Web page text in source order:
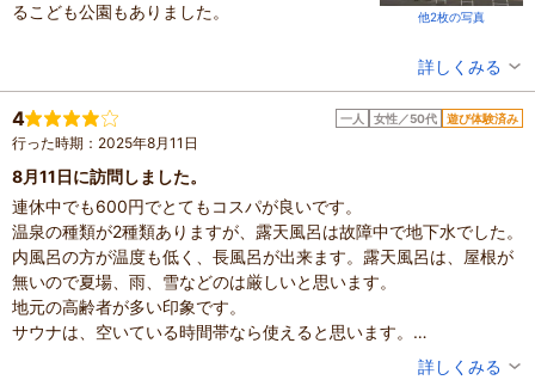
他2枚の写真
るこども公園もありました。
滞在時間：1時間未満
設備の有無：駐車場、トイレ
投稿日：2025年10月17日
詳しくみる
4 一人 女性／50代 遊び体験済み
行った時期：2025年8月11日
8月11日に訪問しました。
連休中でも600円でとてもコスパが良いです。
温泉の種類が2種類ありますが、露天風呂は故障中で地下水でした。
内風呂の方が温度も低く、長風呂が出来ます。露天風呂は、屋根が
無いので夏場、雨、雪などのは厳しいと思います。
地元の高齢者が多い印象です。
サウナは、空いている時間帯なら使えると思います。
詳しくみる